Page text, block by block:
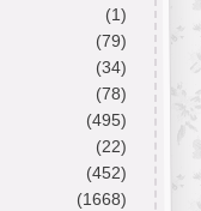
(1)
(79)
(34)
(78)
(495)
(22)
(452)
(1668)